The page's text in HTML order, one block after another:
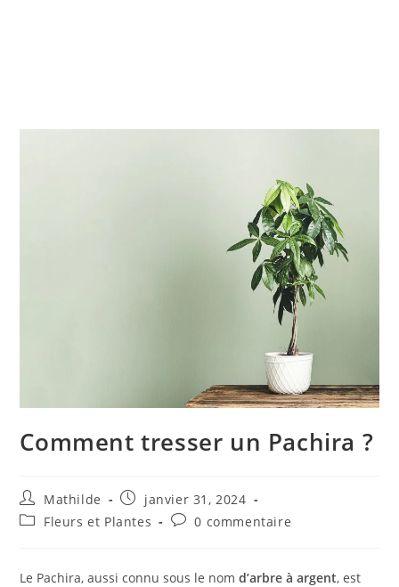
Comment tresser un Pachira ?
Mathilde
janvier 31, 2024
Fleurs et Plantes
0 commentaire
Le Pachira, aussi connu sous le nomd’arbre à argent, est